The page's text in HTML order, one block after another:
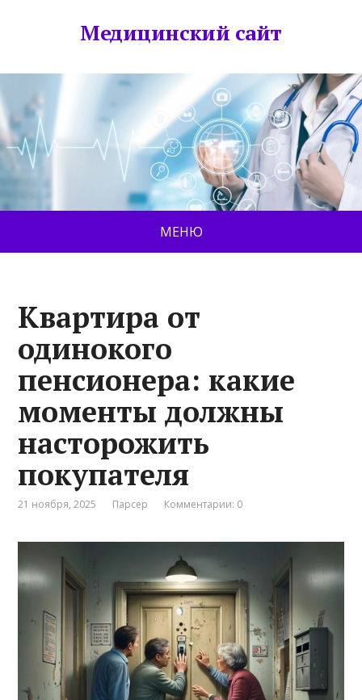
Медицинский сайт
МЕНЮ
Квартира от
одинокого
пенсионера: какие
моменты должны
насторожить
покупателя
21 ноября, 2025 Парсер Комментарии: 0